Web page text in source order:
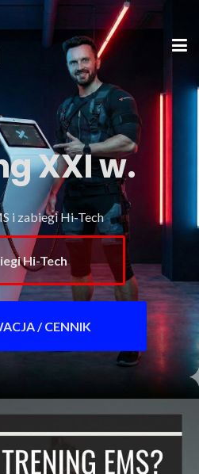
XXI w.
i zabiegi Hi-Tech
Hi-Tech
/ CENNIK